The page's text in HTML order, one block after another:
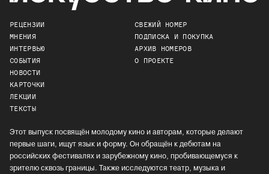
РЕЦЕНЗИИ
МНЕНИЯ
ИНТЕРВЬЮ
СОБЫТИЯ
НОВОСТИ
КАРТОЧКИ
ЛЕКЦИИ
ТЕКСТЫ
СВЕЖИЙ НОМЕР
ПОДПИСКА И ПОКУПКА
АРХИВ НОМЕРОВ
О ПРОЕКТЕ
Этот выпуск посвящён молодому кино и авторам, которые делают
первые шаги, ищут язык и форму. Он обращён к дебютам на
российских фестивалях и зарубежному кино, пробивающемуся к
зрителю сквозь границы. Также исследуются театр, музыка и